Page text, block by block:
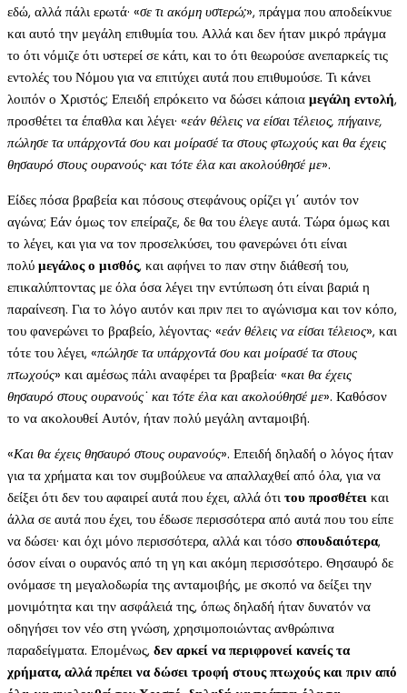
εδώ, αλλά πάλι ερωτά· «σε τι ακόμη υστερώ;», πράγμα που αποδείκνυε
και αυτό την μεγάλη επιθυμία του. Αλλά και δεν ήταν μικρό πράγμα
το ότι νόμιζε ότι υστερεί σε κάτι, και το ότι θεωρούσε ανεπαρκείς τις
εντολές του Νόμου για να επιτύχει αυτά που επιθυμούσε. Τι κάνει
λοιπόν ο Χριστός; Επειδή επρόκειτο να δώσει κάποια μεγάλη εντολή,
προσθέτει τα έπαθλα και λέγει· «εάν θέλεις να είσαι τέλειος, πήγαινε,
πώλησε τα υπάρχοντά σου και μοίρασέ τα στους φτωχούς και θα έχεις
θησαυρό στους ουρανούς· και τότε έλα και ακολούθησέ με».
Είδες πόσα βραβεία και πόσους στεφάνους ορίζει γι΄ αυτόν τον
αγώνα; Εάν όμως τον επείραζε, δε θα του έλεγε αυτά. Τώρα όμως και
το λέγει, και για να τον προσελκύσει, του φανερώνει ότι είναι
πολύ μεγάλος ο μισθός, και αφήνει το παν στην διάθεσή του,
επικαλύπτοντας με όλα όσα λέγει την εντύπωση ότι είναι βαριά η
παραίνεση. Για το λόγο αυτόν και πριν πει το αγώνισμα και τον κόπο,
του φανερώνει το βραβείο, λέγοντας· «εάν θέλεις να είσαι τέλειος», και
τότε του λέγει, «πώλησε τα υπάρχοντά σου και μοίρασέ τα στους
πτωχούς» και αμέσως πάλι αναφέρει τα βραβεία· «και θα έχεις
θησαυρό στους ουρανούς˙ και τότε έλα και ακολούθησέ με». Καθόσον
το να ακολουθεί Αυτόν, ήταν πολύ μεγάλη ανταμοιβή.
«Και θα έχεις θησαυρό στους ουρανούς». Επειδή δηλαδή ο λόγος ήταν
για τα χρήματα και τον συμβούλευε να απαλλαχθεί από όλα, για να
δείξει ότι δεν του αφαιρεί αυτά που έχει, αλλά ότι του προσθέτει και
άλλα σε αυτά που έχει, του έδωσε περισσότερα από αυτά που του είπε
να δώσει· και όχι μόνο περισσότερα, αλλά και τόσο σπουδαιότερα,
όσον είναι ο ουρανός από τη γη και ακόμη περισσότερο. Θησαυρό δε
ονόμασε τη μεγαλοδωρία της ανταμοιβής, με σκοπό να δείξει την
μονιμότητα και την ασφάλειά της, όπως δηλαδή ήταν δυνατόν να
οδηγήσει τον νέο στη γνώση, χρησιμοποιώντας ανθρώπινα
παραδείγματα. Επομένως, δεν αρκεί να περιφρονεί κανείς τα
χρήματα, αλλά πρέπει να δώσει τροφή στους πτωχούς και πριν από